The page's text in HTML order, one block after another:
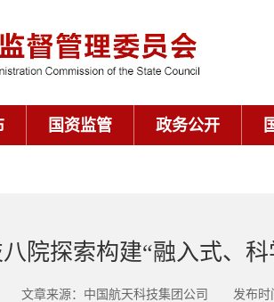
国资监管 政务公开
院探索构建“融入式、
文章来源：中国航天科技集团公司 发布时